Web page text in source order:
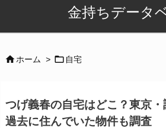
金持ちデータ
ホーム >  自宅
つげ義春の自宅はどこ？東京・
過去に住んでいた物件も調査